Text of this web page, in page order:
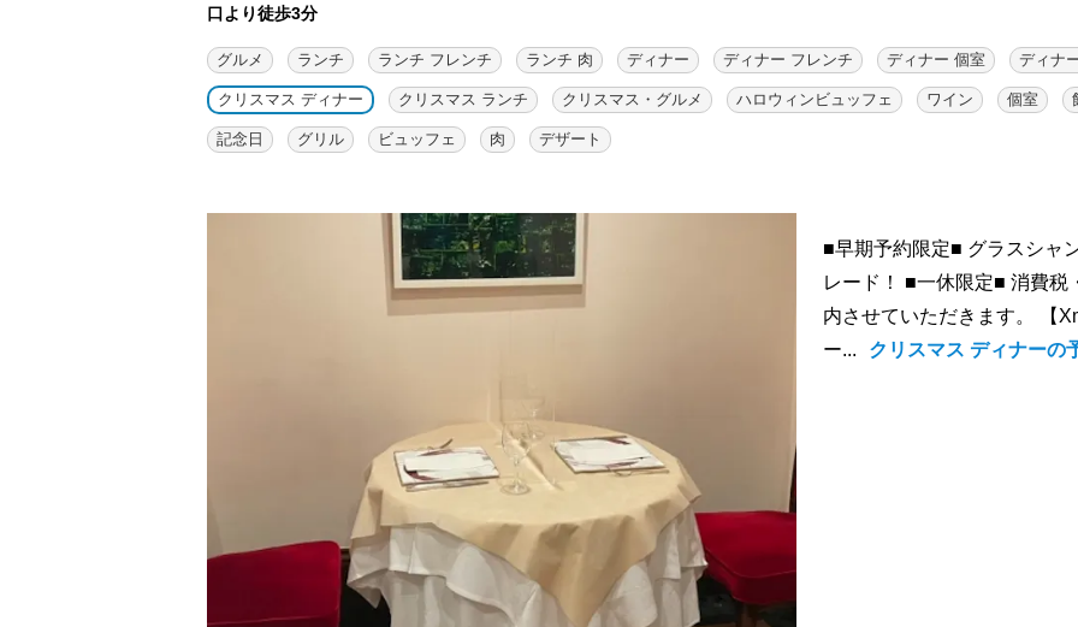
口より徒歩3分
グルメ ランチ ランチ フレンチ ランチ 肉 ディナー ディナー フレンチ ディナー 個室 ディナ
クリスマス ディナー クリスマス ランチ クリスマス・グルメ ハロウィンビュッフェ ワイン 個室
記念日 グリル ビュッフェ 肉 デザート
■早期予約限定■ グラスシャ
レード！ ■一休限定■ 消費税
内させていただきます。 【
ー...
クリスマス ディナーの